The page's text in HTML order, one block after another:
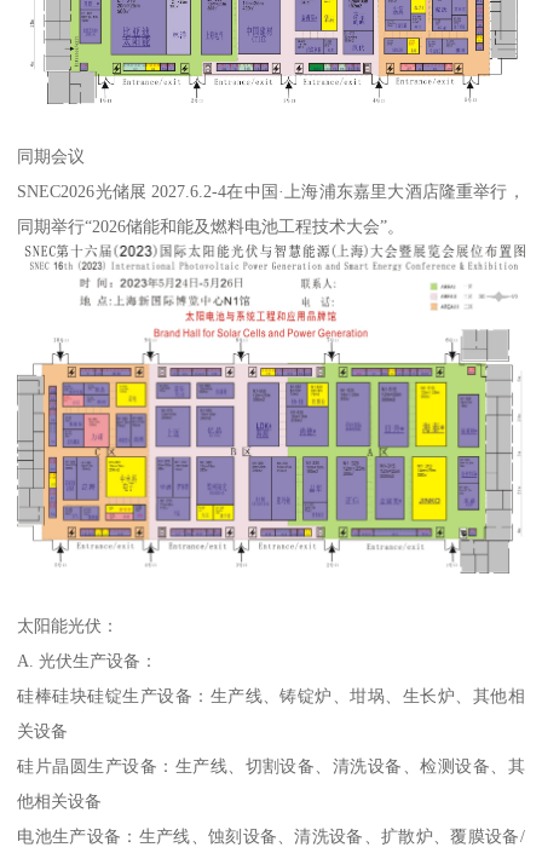
同期会议
SNEC2026光储展 2027.6.2-4在中国·上海浦东嘉里大酒店隆重举行，
同期举行“2026储能和能及燃料电池工程技术大会”。
太阳能光伏：
A. 光伏生产设备：
硅棒硅块硅锭生产设备：生产线、铸锭炉、坩埚、生长炉、其他相
关设备
硅片晶圆生产设备：生产线、切割设备、清洗设备、检测设备、其
他相关设备
电池生产设备：生产线、蚀刻设备、清洗设备、扩散炉、覆膜设备/